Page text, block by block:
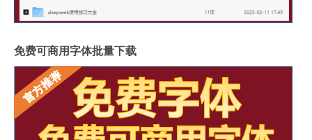
免费可商用字体批量下载